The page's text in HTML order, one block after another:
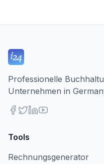
Professionelle
Unternehmen in
Tools
Rechnungsgenerator